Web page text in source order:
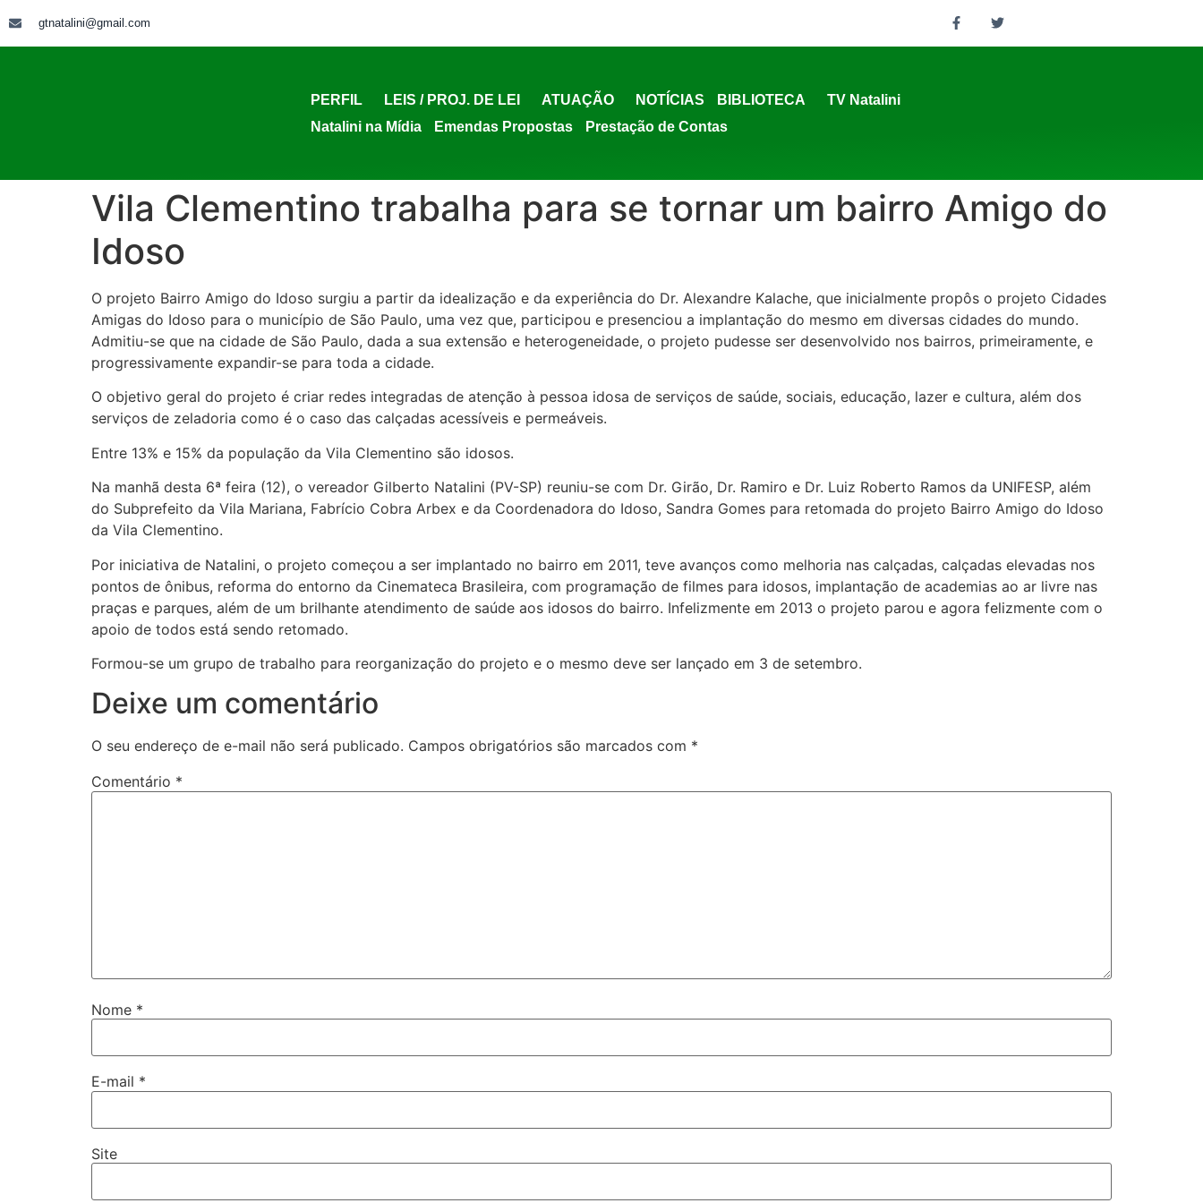
gtnatalini@gmail.com
PERFIL LEIS / PROJ. DE LEI ATUAÇÃO NOTÍCIAS BIBLIOTECA
TV Natalini
Natalini na Mídia
Emendas Propostas Prestação de Contas
Vila Clementino trabalha para se tornar um bairro Amigo do
Idoso
O projeto Bairro Amigo do Idoso surgiu a partir da idealização e da experiência do Dr. Alexandre Kalache, que inicialmente propôs o projeto Cidades
Amigas do Idoso para o município de São Paulo, uma vez que, participou e presenciou a implantação do mesmo em diversas cidades do mundo.
Admitiu-se que na cidade de São Paulo, dada a sua extensão e heterogeneidade, o projeto pudesse ser desenvolvido nos bairros, primeiramente, e
progressivamente expandir-se para toda a cidade.
O objetivo geral do projeto é criar redes integradas de atenção à pessoa idosa de serviços de saúde, sociais, educação, lazer e cultura, além dos
serviços de zeladoria como é o caso das calçadas acessíveis e permeáveis.
Entre 13% e 15% da população da Vila Clementino são idosos.
Na manhã desta 6ª feira (12), o vereador Gilberto Natalini (PV-SP) reuniu-se com Dr. Girão, Dr. Ramiro e Dr. Luiz Roberto Ramos da UNIFESP, além
do Subprefeito da Vila Mariana, Fabrício Cobra Arbex e da Coordenadora do Idoso, Sandra Gomes para retomada do projeto Bairro Amigo do Idoso
da Vila Clementino.
Por iniciativa de Natalini, o projeto começou a ser implantado no bairro em 2011, teve avanços como melhoria nas calçadas, calçadas elevadas nos
pontos de ônibus, reforma do entorno da Cinemateca Brasileira, com programação de filmes para idosos, implantação de academias ao ar livre nas
praças e parques, além de um brilhante atendimento de saúde aos idosos do bairro. Infelizmente em 2013 o projeto parou e agora felizmente com o
apoio de todos está sendo retomado.
Formou-se um grupo de trabalho para reorganização do projeto e o mesmo deve ser lançado em 3 de setembro.
Deixe um comentário
O seu endereço de e-mail não será publicado. Campos obrigatórios são marcados com *
Comentário *
Nome *
E-mail *
Site